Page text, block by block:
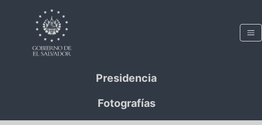
Presidencia
Fotografías